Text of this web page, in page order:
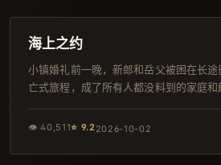
院线
海上之约
小镇婚礼前一晚，新郎和岳父被困在长
亡式旅程，成了所有人都没料到的家庭和
👁40,511⭐ 9.22026-10-02